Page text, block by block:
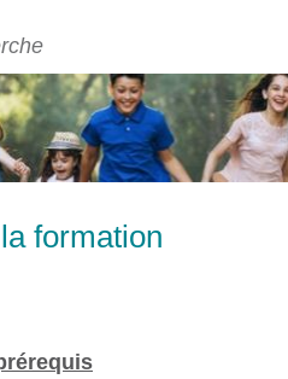
formation